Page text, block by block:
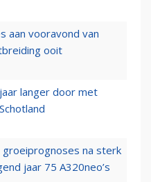
aan vooravond van
ooit
langer door met
groeiprognoses na sterk
jaar 75 A320neo’s